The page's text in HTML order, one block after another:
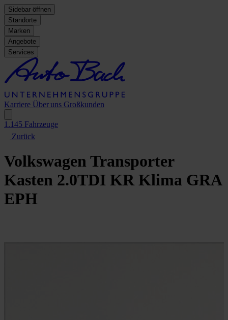
Sidebar öffnen
Standorte
Marken
Angebote
Services
Karriere Über uns Großkunden
1.145 Fahrzeuge
Zurück
Volkswagen Transporter
Kasten 2.0TDI KR Klima GRA
EPH